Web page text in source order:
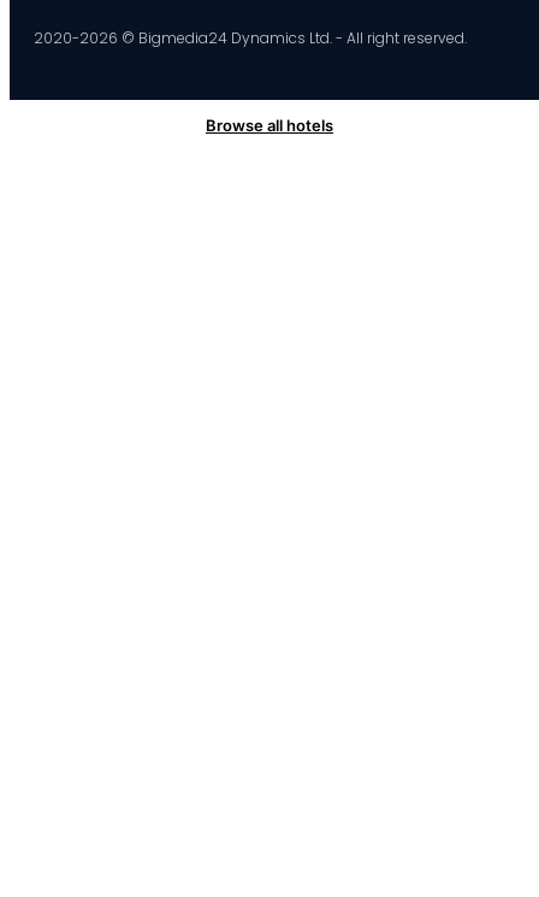
2020-2026 © Bigmedia24 Dynamics Ltd. - All right reserved.
Browse all hotels